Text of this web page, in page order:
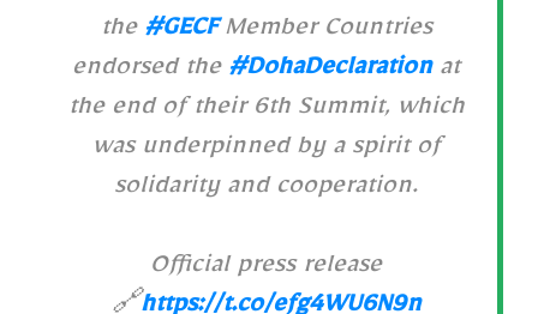
the #GECFMember Countries
endorsed the #DohaDeclarationat
the end of their 6th Summit, which
was underpinned by a spirit of
solidarity and cooperation.
Official press release